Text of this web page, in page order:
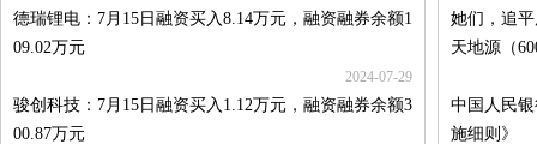
德瑞锂电：7月15日融资买入8.14万元，融资融券余额1
09.02万元
2024-07-29
骏创科技：7月15日融资买入1.12万元，融资融券余额3
00.87万元
她们，追
天地源（
中国人民
施细则》